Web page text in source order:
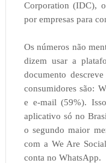
Corporation (IDC),
por empresas para
Os números não
dizem usar a
documento
consumidores são:
e e-mail (59%).
aplicativo só no
o segundo maior
com a We Are
conta no WhatsApp.